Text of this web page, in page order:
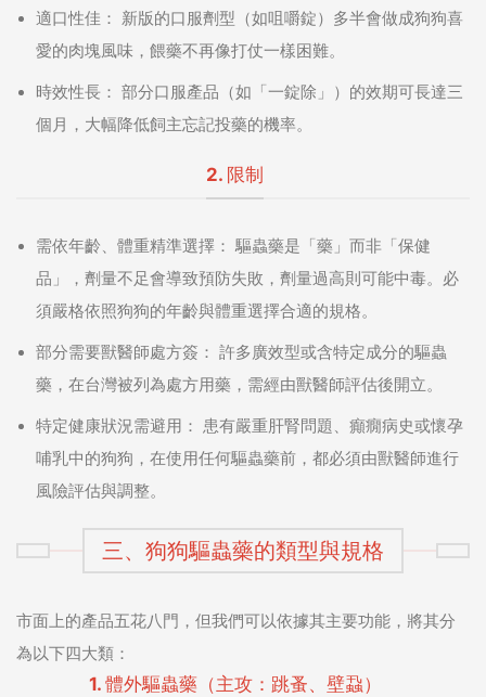
適口性佳： 新版的口服劑型（如咀嚼錠）多半會做成狗狗喜
愛的肉塊風味，餵藥不再像打仗一樣困難。
時效性長： 部分口服產品（如「一錠除」）的效期可長達三
個月，大幅降低飼主忘記投藥的機率。
2. 限制
需依年齡、體重精準選擇： 驅蟲藥是「藥」而非「保健
品」，劑量不足會導致預防失敗，劑量過高則可能中毒。必
須嚴格依照狗狗的年齡與體重選擇合適的規格。
部分需要獸醫師處方簽： 許多廣效型或含特定成分的驅蟲
藥，在台灣被列為處方用藥，需經由獸醫師評估後開立。
特定健康狀況需避用： 患有嚴重肝腎問題、癲癇病史或懷孕
哺乳中的狗狗，在使用任何驅蟲藥前，都必須由獸醫師進行
風險評估與調整。
三、狗狗驅蟲藥的類型與規格
市面上的產品五花八門，但我們可以依據其主要功能，將其分
為以下四大類：
1. 體外驅蟲藥（主攻：跳蚤、壁蝨）